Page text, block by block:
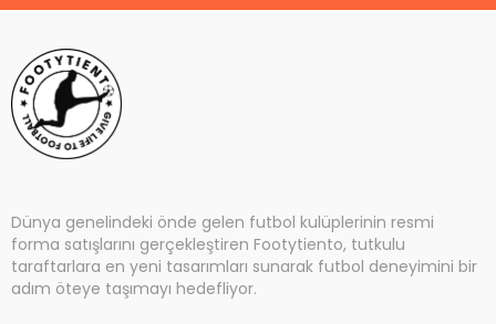
Dünya genelindeki önde gelen futbol kulüplerinin resmi
forma satışlarını gerçekleştiren Footytiento, tutkulu
taraftarlara en yeni tasarımları sunarak futbol deneyimini bir
adım öteye taşımayı hedefliyor.